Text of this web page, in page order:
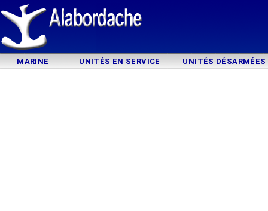
MARINE UNITÉS EN SERVICE UNITÉS DÉSARMÉES